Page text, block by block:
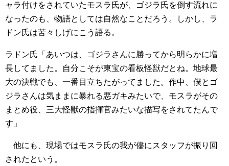
ャラ付けをされていたモスラ氏が、ゴジラ氏を倒す流れに
なったのも、物語としては自然なことだろう。しかし、ラ
ドン氏は苦々しげにこう語る。
ラドン氏「あいつは、ゴジラさんに勝ってから明らかに増
長してました。自分こそが東宝の看板怪獣だとね。地球最
大の決戦でも、一番目立ちたがってました。作中、僕とゴ
ジラさんは気ままに暴れる悪ガキみたいで、モスラがその
まとめ役、三大怪獣の指揮官みたいな描写をされてたんで
す」
他にも、現場ではモスラ氏の我が儘にスタッフが振り回
されたという。